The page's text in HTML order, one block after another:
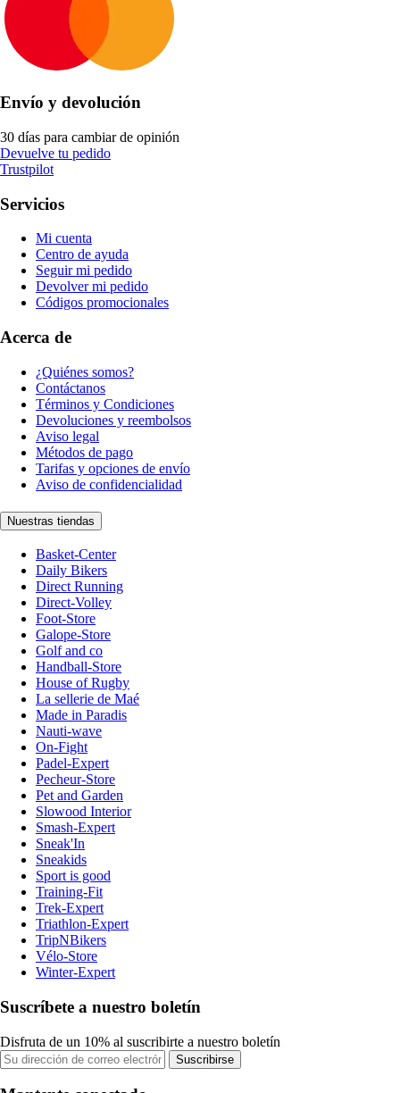
Envío y devolución
30 días para cambiar de opinión
Devuelve tu pedido
Trustpilot
Servicios
Mi cuenta
Centro de ayuda
Seguir mi pedido
Devolver mi pedido
Códigos promocionales
Acerca de
¿Quiénes somos?
Contáctanos
Términos y Condiciones
Devoluciones y reembolsos
Aviso legal
Métodos de pago
Tarifas y opciones de envío
Aviso de confidencialidad
Nuestras tiendas
Basket-Center
Daily Bikers
Direct Running
Direct-Volley
Foot-Store
Galope-Store
Golf and co
Handball-Store
House of Rugby
La sellerie de Maé
Made in Paradis
Nauti-wave
On-Fight
Padel-Expert
Pecheur-Store
Pet and Garden
Slowood Interior
Smash-Expert
Sneak'In
Sneakids
Sport is good
Training-Fit
Trek-Expert
Triathlon-Expert
TripNBikers
Vélo-Store
Winter-Expert
Suscríbete a nuestro boletín
Disfruta de un 10% al suscribirte a nuestro boletín
Suscribirse